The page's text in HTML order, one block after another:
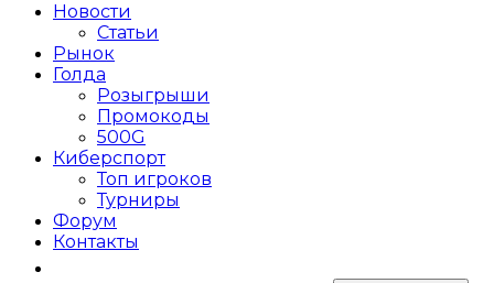
Новости
Статьи
Рынок
Голда
Розыгрыши
Промокоды
500G
Киберспорт
Топ игроков
Турниры
Форум
Контакты